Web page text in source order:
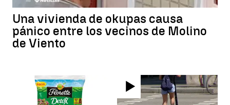
Una vivienda de okupas causa
pánico entre los vecinos de Molino
de Viento